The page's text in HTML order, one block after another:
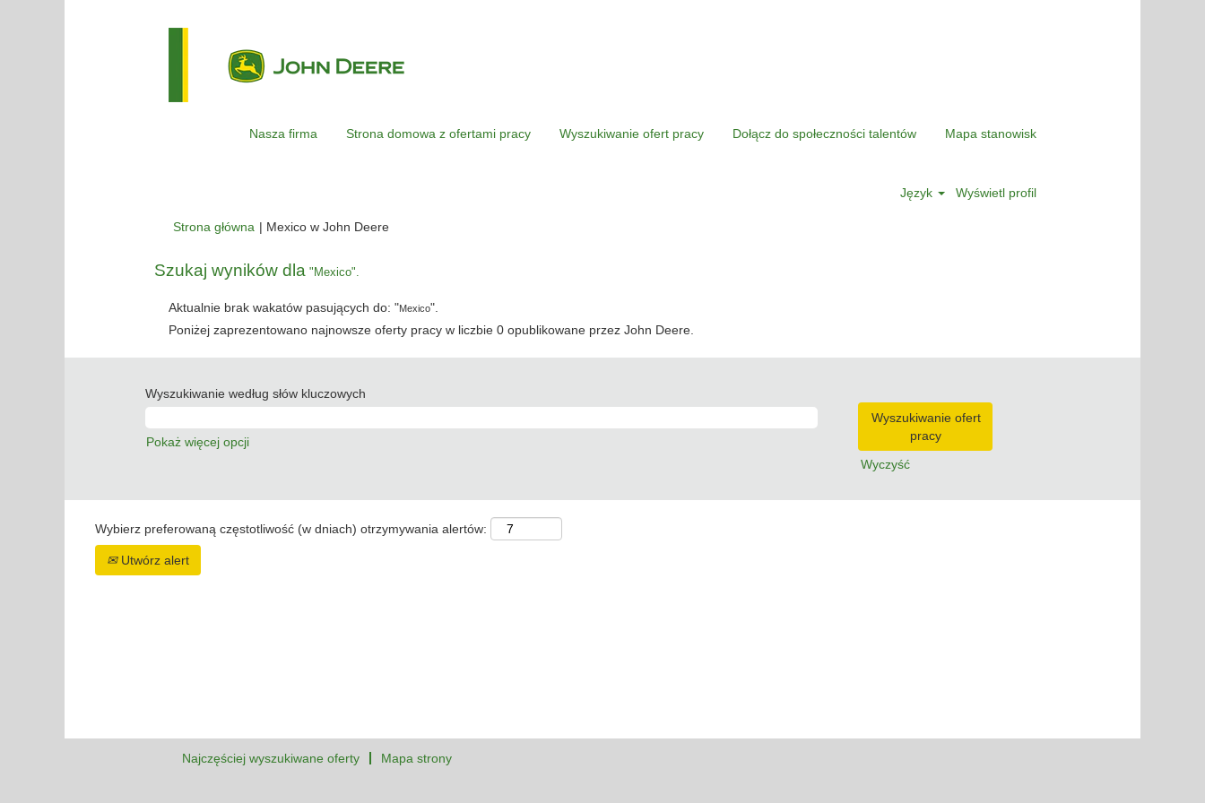
Nasza firma Strona domowa z ofertami pracy Wyszukiwanie ofert pracy Dołącz do społeczności talentów Mapa stanowisk
Język Wyświetl profil
Strona główna | Mexico w John Deere(bieżąca
Szukaj wyników dla "Mexico".
Aktualnie brak wakatów pasujących do: "Mexico".
Poniżej zaprezentowano najnowsze oferty pracy w liczbie 0 opublikowane przez John Deere.
Wyszukiwanie według słów kluczowych
Pokaż więcej opcji
Wyczyść
Wybierz preferowaną częstotliwość (w dniach) otrzymywania alertów:
Utwórz alert
Najczęściej wyszukiwane oferty Mapa strony